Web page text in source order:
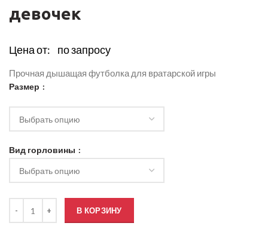
девочек
Цена от: по запросу
Прочная дышащая футболка для вратарской игры
Размер
Вид горловины
В КОРЗИНУ